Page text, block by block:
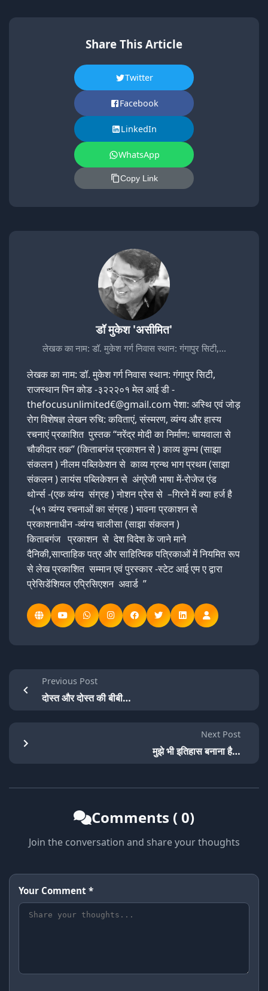
Share This Article
Twitter
Facebook
LinkedIn
WhatsApp
Copy Link
डॉ मुकेश 'असीमित'
लेखक का नाम: डॉ. मुकेश गर्ग निवास स्थान: गंगापुर सिटी,…
लेखक का नाम: डॉ. मुकेश गर्ग निवास स्थान: गंगापुर सिटी,
राजस्थान पिन कोड -३२२२०१ मेल आई डी -
thefocusunlimited€@gmail.com पेशा: अस्थि एवं जोड़
रोग विशेषज्ञ लेखन रुचि: कविताएं, संस्मरण, व्यंग्य और हास्य
रचनाएं प्रकाशित पुस्तक “नरेंद्र मोदी का निर्माण: चायवाला से
चौकीदार तक” (किताबगंज प्रकाशन से ) काव्य कुम्भ (साझा
संकलन ) नीलम पब्लिकेशन से काव्य ग्रन्थ भाग प्रथम (साझा
संकलन ) लायंस पब्लिकेशन से अंग्रेजी भाषा में-रोजेज एंड
थोर्न्स -(एक व्यंग्य संग्रह ) नोशन प्रेस से –गिरने में क्या हर्ज है
-(५१ व्यंग्य रचनाओं का संग्रह ) भावना प्रकाशन से
प्रकाशनाधीन -व्यंग्य चालीसा (साझा संकलन )
किताबगंज प्रकाशन से देश विदेश के जाने माने
दैनिकी,साप्ताहिक पत्र और साहित्यिक पत्रिकाओं में नियमित रूप
से लेख प्रकाशित सम्मान एवं पुरस्कार -स्टेट आई एम ए द्वारा
प्रेसिडेंशियल एप्रिसिएशन अवार्ड ”
Previous Post
दोस्त और दोस्त की बीबी…
Next Post
मुझे भी इतिहास बनाना है…
Comments ( 0)
Join the conversation and share your thoughts
Your Comment *